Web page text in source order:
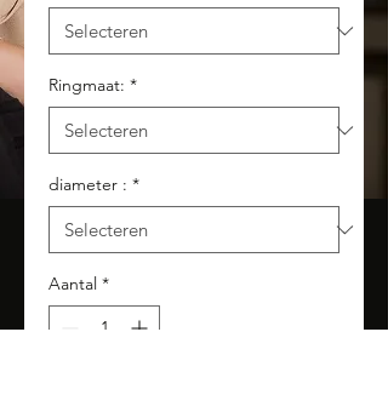
Ringmaat: *
diameter : *
Aantal *